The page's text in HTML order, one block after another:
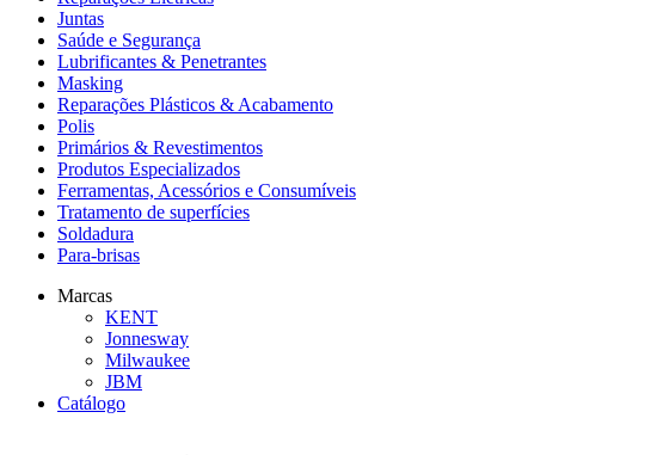
Juntas
Saúde e Segurança
Lubrificantes & Penetrantes
Masking
Reparações Plásticos & Acabamento
Polis
Primários & Revestimentos
Produtos Especializados
Ferramentas, Acessórios e Consumíveis
Tratamento de superfícies
Soldadura
Para-brisas
Marcas
KENT
Jonnesway
Milwaukee
JBM
Catálogo